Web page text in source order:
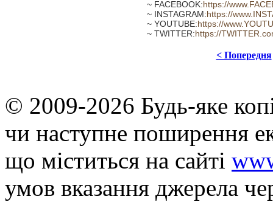
~ FACEBOOK:https://
~ INSTAGRAM:https://
~ YOUTUBE:https://
~ TWITTER:https://
< Попередня
© 2009-2026 Будь-яке
чи наступне поширення
що мiститься на сайті
умов вказання джерела